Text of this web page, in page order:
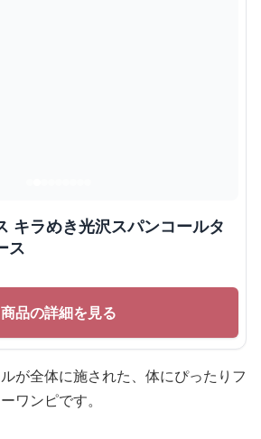
キラめき光沢スパンコールタ
ス
商品の詳細を見る
が全体に施された、体にぴったりフ
ワンピです。